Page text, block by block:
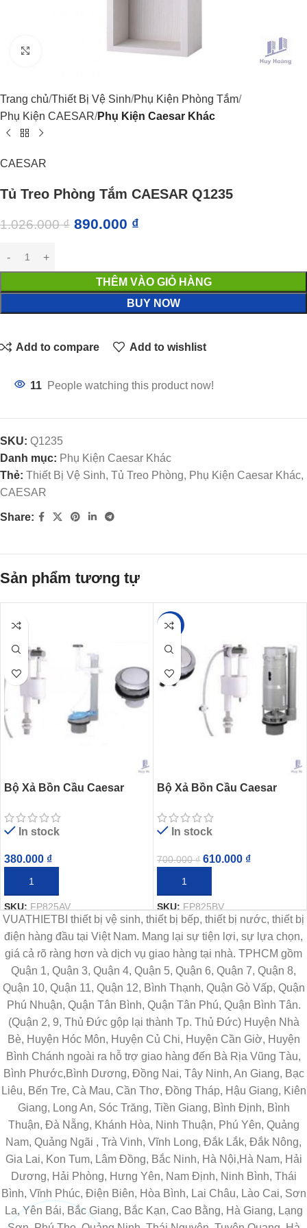
Click to enlarge
Trang chủ Thiết Bị Vệ Sinh Phụ Kiện Phòng Tắm
Phụ Kiện CAESAR Phụ Kiện Caesar Khác
CAESAR
Tủ Treo Phòng Tắm CAESAR Q1235
1.026.000₫ 890.000 ₫
THÊM VÀO GIỎ HÀNG
BUY NOW
Add to compare Add to wishlist
11 People watching this product now!
SKU: Q1235
Danh mục: Phụ Kiện Caesar Khác
Thẻ: Thiết Bị Vệ Sinh, Tủ Treo Phòng, Phụ Kiện Caesar Khác,
CAESAR
Share:
Sản phẩm tương tự
Bộ Xả Bồn Cầu Caesar
CT1338 CTS1338) 2 Khối
In stock
380.000 ₫
THÊM VÀO GIỎ HÀNG
SKU:FP825AV
-13%
Bộ Xả Bồn Cầu Caesar
CDS1325 CD1338
CDS1338) 2 Khối
In stock
700.000₫ 610.000 ₫
THÊM VÀO GIỎ HÀNG
SKU:FP825BV
VUATHIETBI thiết bị vệ sinh, thiết bị bếp, thiết bị nước, thiết bị
điện hàng đầu tại Việt Nam. Mang lại sự tiện lợi, sự lựa chọn,
giá cả rõ ràng hơn và dịch vụ giao hàng tại nhà. TPHCM gồm
Quận 1, Quận 3, Quận 4, Quận 5, Quận 6, Quận 7, Quận 8,
Quận 10, Quận 11, Quận 12, Bình Thạnh, Quận Gò Vấp, Quận
Phú Nhuận, Quận Tân Bình, Quận Tân Phú, Quận Bình Tân.
(Quận 2, 9, Thủ Đức gộp lại thành Tp. Thủ Đức) Huyện Nhà
Bè, Huyện Hóc Môn, Huyện Củ Chi, Huyện Cần Giờ, Huyện
Bình Chánh ngoài ra hỗ trợ giao hàng đến Bà Rịa Vũng Tàu,
Bình Phước,Bình Dương, Đồng Nai, Tây Ninh, An Giang, Bạc
Liêu, Bến Tre, Cà Mau, Cần Thơ, Đồng Tháp, Hậu Giang, Kiên
Giang, Long An, Sóc Trăng, Tiền Giang, Bình Định, Bình
Thuận, Đà Nẵng, Khánh Hòa, Ninh Thuận, Phú Yên, Quảng
Nam, Quảng Ngãi , Trà Vinh, Vĩnh Long, Đắk Lắk, Đắk Nông,
Gia Lai, Kon Tum, Lâm Đồng, Bắc Ninh, Hà Nội,Hà Nam, Hải
Dương, Hải Phòng, Hưng Yên, Nam Định, Ninh Bình, Thái
Bình, Vĩnh Phúc, Điện Biên, Hòa Bình, Lai Châu, Lào Cai, Sơn
La, Yên Bái, Bắc Giang, Bắc Kạn, Cao Bằng, Hà Giang, Lạng